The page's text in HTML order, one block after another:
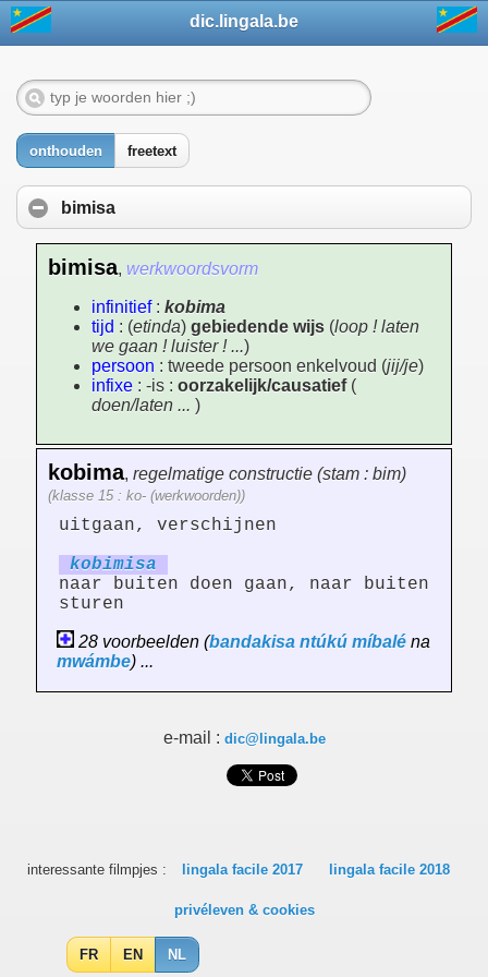
dic.lingala.be
onthouden freetext
bimisa
bimisa, werkwoordsvorm
infinitief: kobima
tijd : (etinda) gebiedende wijs (loop ! laten
we gaan ! luister ! ...)
persoon : tweede persoon enkelvoud (jij/je)
infixe : -is : oorzakelijk/causatief(
doen/laten ... )
kobima, regelmatige constructie (stam : bim)
(klasse 15 : ko- (werkwoorden))
uitgaan, verschijnen
kobimisa
naar buiten doen gaan, naar buiten
sturen
28 voorbeelden (bandakisa ntúkú míbalé na
mwámbe) ...
e-mail : dic@lingala.be
interessante filmpjes : lingala facile 2017 lingala facile 2018
privéleven & cookies
FR EN NL